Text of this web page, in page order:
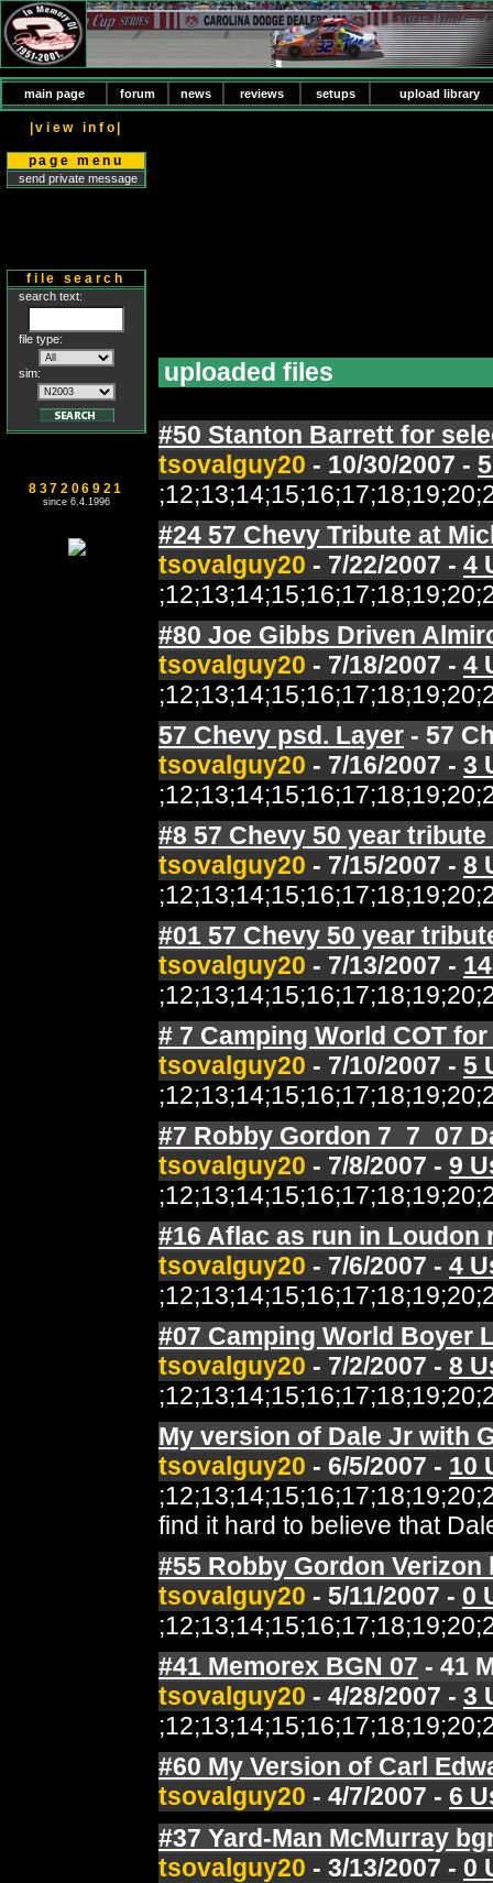
main page forum news reviews setups upload library
|view info|
page menu
send private message
file search
search text:
file type:
sim:
837206921
since 6.4.1996
uploaded files
#50 Stanton Barrett for
tsovalguy20 - 10/30/2007 -
#24 57 Chevy Tribute at
tsovalguy20 - 7/22/2007 - 4
#80 Joe Gibbs Driven
tsovalguy20 - 7/18/2007 - 4
57 Chevy psd. Layer - 57
tsovalguy20 - 7/16/2007 - 3
#8 57 Chevy 50 year tribute
tsovalguy20 - 7/15/2007 - 8
#01 57 Chevy 50 year
tsovalguy20 - 7/13/2007 -
# 7 Camping World COT
tsovalguy20 - 7/10/2007 - 5
#7 Robby Gordon 7_7_07
tsovalguy20 - 7/8/2007 - 9
#16 Aflac as run in Loudon
tsovalguy20 - 7/6/2007 - 4
#07 Camping World Boyer
tsovalguy20 - 7/2/2007 - 8
My version of Dale Jr with
tsovalguy20 - 6/5/2007 - 10
find it hard to believe that
#55 Robby Gordon Verizon
tsovalguy20 - 5/11/2007 - 0
#41 Memorex BGN 07 - 41
tsovalguy20 - 4/28/2007 - 3
#60 My Version of Carl
tsovalguy20 - 4/7/2007 - 6
#37 Yard-Man McMurray
tsovalguy20 - 3/13/2007 - 0